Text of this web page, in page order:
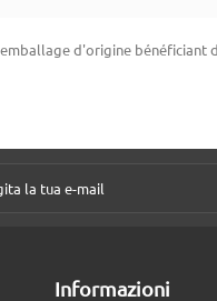
d'origine bénéficiant
Informazioni